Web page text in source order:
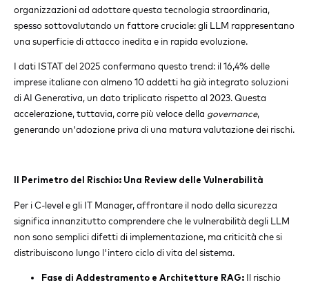
organizzazioni ad adottare questa tecnologia straordinaria,
spesso sottovalutando un fattore cruciale: gli LLM rappresentano
una superficie di attacco inedita e in rapida evoluzione.
I dati ISTAT del 2025 confermano questo trend: il 16,4% delle
imprese italiane con almeno 10 addetti ha già integrato soluzioni
di AI Generativa, un dato triplicato rispetto al 2023. Questa
accelerazione, tuttavia, corre più veloce della governance,
generando un'adozione priva di una matura valutazione dei rischi.
Il Perimetro del Rischio: Una Review delle Vulnerabilità
Per i C-level e gli IT Manager, affrontare il nodo della sicurezza
significa innanzitutto comprendere che le vulnerabilità degli LLM
non sono semplici difetti di implementazione, ma criticità che si
distribuiscono lungo l'intero ciclo di vita del sistema.
Fase di Addestramento e Architetture RAG: Il rischio